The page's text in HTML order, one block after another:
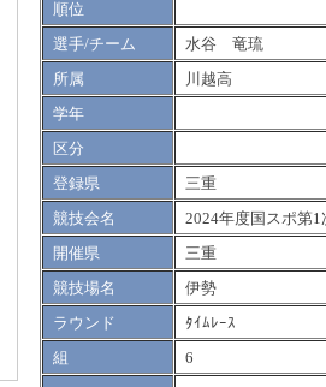
順位
選手/チーム
水谷 竜琉
所属
川越高
学年
区分
登録県
三重
競技会名
2024年度国スポ第1
開催県
三重
競技場名
伊勢
ラウンド
ﾀｲﾑﾚｰｽ
組
6